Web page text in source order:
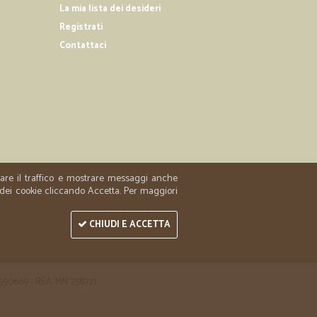
il suo arrivo le merci ordinate erano integre e
La mia lista dei desideri
Registrati
Contattaci
il traffico e mostrare messaggi anche
cookie cliccando Accetta. Per maggiori
CHIUDI E ACCETTA